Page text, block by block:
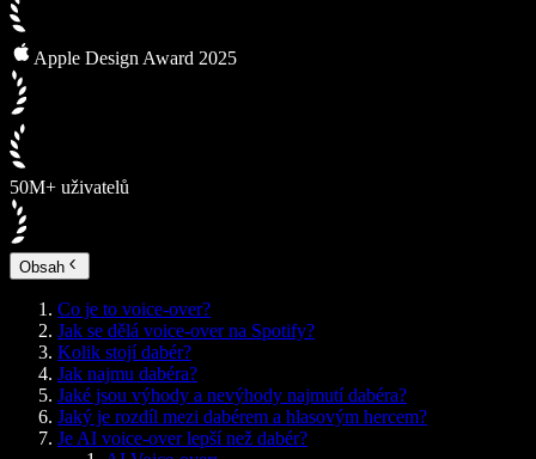
Apple Design Award 2025
50M+ uživatelů
Obsah
Co je to voice-over?
Jak se dělá voice-over na Spotify?
Kolik stojí dabér?
Jak najmu dabéra?
Jaké jsou výhody a nevýhody najmutí dabéra?
Jaký je rozdíl mezi dabérem a hlasovým hercem?
Je AI voice-over lepší než dabér?